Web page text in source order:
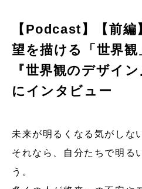
【Podcast】【前
望を描ける「世界
『世界観のデザイ
にインタビュー
未来が明るくなる気がしな
それなら、自分たちで明る
う。